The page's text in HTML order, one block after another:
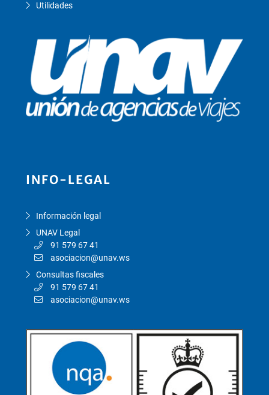
Utilidades
INFO-LEGAL
Información legal
UNAV Legal
91 579 67 41
asociacion@unav.ws
Consultas fiscales
91 579 67 41
asociacion@unav.ws